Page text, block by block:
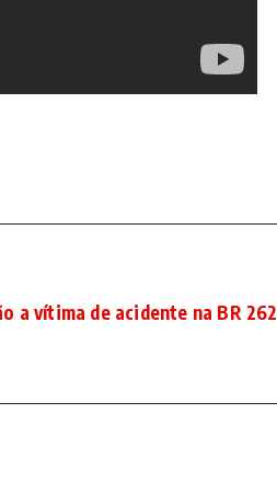
a vítima de acidente na BR 262